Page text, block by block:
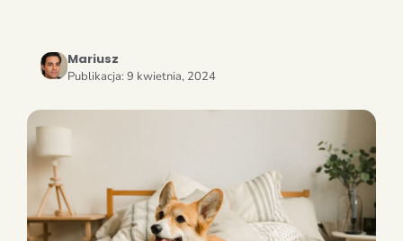
Mariusz
Publikacja: 9 kwietnia, 2024